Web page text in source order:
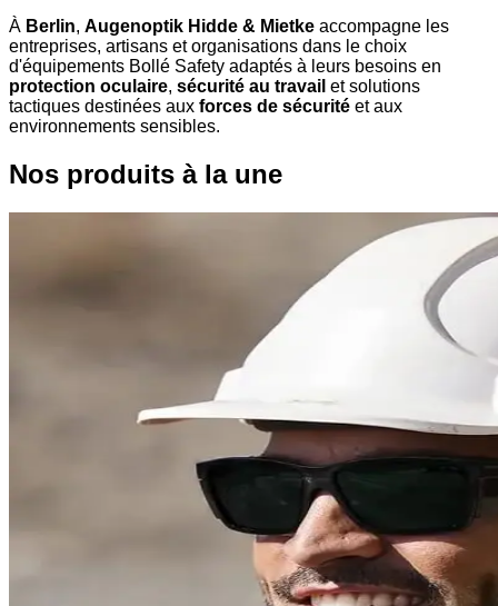
À Berlin, Augenoptik Hidde & Mietke accompagne les
entreprises, artisans et organisations dans le choix
d'équipements Bollé Safety adaptés à leurs besoins en
protection oculaire, sécurité au travail et solutions
tactiques destinées aux forces de sécurité et aux
environnements sensibles.
Nos produits à la une